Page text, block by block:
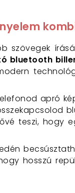
szövegek
bluetooth
apró
teszi, hogy
hosszú